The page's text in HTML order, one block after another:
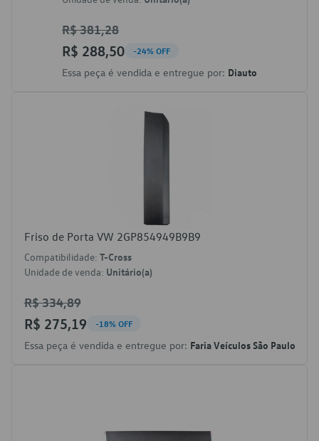
R$ 381,28
R$ 288,50 -24% OFF
Essa peça é vendida e entregue por: Diauto
Friso de Porta VW 2GP854949B9B9
Compatibilidade: T-Cross
Unidade de venda: Unitário(a)
R$ 334,89
R$ 275,19 -18% OFF
Essa peça é vendida e entregue por: Faria Veículos São Paulo